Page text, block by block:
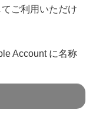
ご利用いただけ
Account に名称